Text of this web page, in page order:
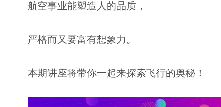
航空事业能塑造人的品质，
严格而又要富有想象力。
本期讲座将带你一起来探索飞行的奥秘！